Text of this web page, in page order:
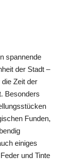
spannende
der Stadt –
Zeit der
Besonders
Funden,
einiges
und Tinte